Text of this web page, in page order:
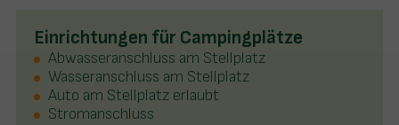
Einrichtungen für Campingplätze
Abwasseranschluss am Stellplatz
Wasseranschluss am Stellplatz
Auto am Stellplatz erlaubt
Stromanschluss